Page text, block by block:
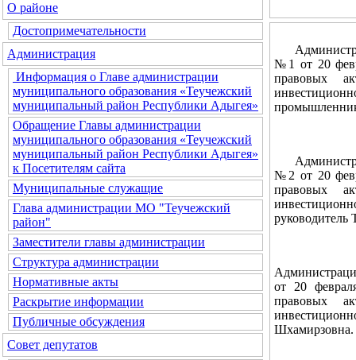
О районе
Достопримечательности
Администрация
Информация о Главе администрации
муниципального образования «Теучежский
муниципальный район Республики Адыгея»
Обращение Главы администрации
муниципального образования «Теучежский
муниципальный район Республики Адыгея»
к Посетителям сайта
Муниципальные служащие
Глава администрации МО "Теучежский
район"
Заместители главы администрации
Структура администрации
Нормативные акты
Раскрытие информации
Публичные обсуждения
Совет депутатов
№1 от 20
правовых
№2 от 20
правовых
от 20
правовых
Шхамирзовна.